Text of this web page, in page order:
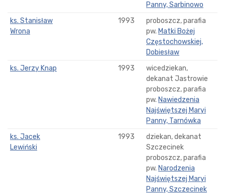
Panny, Sarbinowo
ks. Stanisław
Wrona
1993
proboszcz, parafia
pw. Matki Bożej
Częstochowskiej,
Dobiesław
ks. Jerzy Knap
1993
wicedziekan,
dekanat Jastrowie
proboszcz, parafia
pw. Nawiedzenia
Najświętszej Maryi
Panny, Tarnówka
ks. Jacek
Lewiński
1993
dziekan, dekanat
Szczecinek
proboszcz, parafia
pw. Narodzenia
Najświętszej Maryi
Panny, Szczecinek